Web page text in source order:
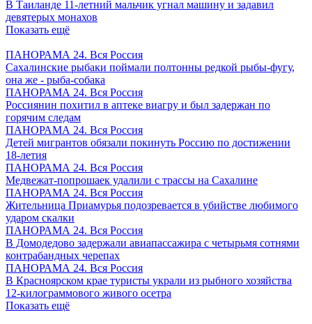
В Таиланде 11-летний мальчик угнал машину и задавил
девятерых монахов
Показать ещё
ПАНОРАМА 24. Вся Россия
Сахалинские рыбаки поймали полтонны редкой рыбы-фугу,
она же - рыба-собака
ПАНОРАМА 24. Вся Россия
Россиянин похитил в аптеке виагру и был задержан по
горячим следам
ПАНОРАМА 24. Вся Россия
Детей мигрантов обязали покинуть Россию по достижении
18-летия
ПАНОРАМА 24. Вся Россия
Медвежат-попрошаек удалили с трассы на Сахалине
ПАНОРАМА 24. Вся Россия
Жительница Приамурья подозревается в убийстве любимого
ударом скалки
ПАНОРАМА 24. Вся Россия
В Домодедово задержали авиапассажира с четырьмя сотнями
контрабандных черепах
ПАНОРАМА 24. Вся Россия
В Красноярском крае туристы украли из рыбного хозяйства
12-килограммового живого осетра
Показать ещё